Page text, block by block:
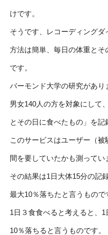
けです。
そうです、レコーディングダ
方法は簡単、毎日の体重と
です。
バーモンド大学の研究があり
男女140人の方を対象にして
とその日に食べたもの」を記
このサービスはユーザー（
間を要していたかも測ってい
その結果は1日大体15分の記
最大10％落ちたと言うもので
1日３食食べると考えると、
10％落ちると言うものです。